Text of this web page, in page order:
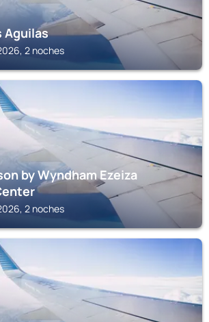
Aguilas
2 noches
by Wyndham Ezeiza
2 noches